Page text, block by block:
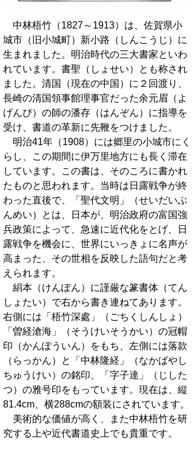
中林梧竹（1827～1913）は、佐賀県小
城市（旧小城町）新小路（しんこうじ）に
生まれました。明治時代の三大書家といわ
れています。書聖（しょせい）とも称され
ました。清国（現在の中国）に２回渡り、
長崎の清国領事館理事官だった余元眉（よ
げんぴ）の師の潘存（はんぞん）に指導を
受け、書道の革新に先鞭をつけました。
明治41年（1908）には郷里の小城市にく
らし、この期間に伊万里地方にも長く滞在
しています。この書は、そのころに書かれ
たものと思われます。当時は日露戦争が終
わった直後で、「聖代文明」（せいだいぶ
んめい）とは、日本が、明治政府の富国強
兵政策によって、急速に近代化をとげ、日
露戦争を機会に、世界にいっきょに名声が
高まった、その世相を反映した語句だと考
えられます。
絹本（けんぽん）に謹厳な篆書体（てん
しょたい）で右から書き連ねてあります。
右側には「梧竹深處」（ごちくしんしょ）
「曽経滄海」（そうけいそうかい）の冠帽
印（かんぽういん）をもち、左側には落款
（らっかん）と「中林隆経」（なかばやし
ちゅうけい）の銘印、「字子達」（じした
つ）の雅号印をもっています。現在は、縦
81.4cm、横288cmの額装にされています。
美術的な価値が高く、また中林梧竹を研
究する上や近代書道史上でも貴重です。